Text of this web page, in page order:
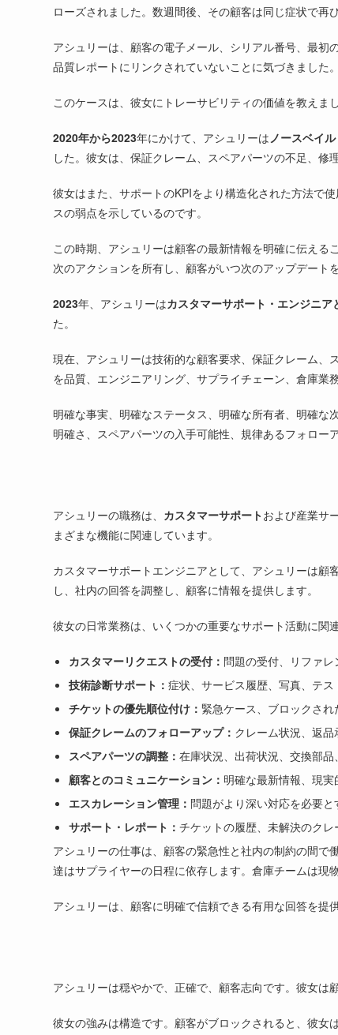
ローズされました。数週間後、その顧客は同じ症状で再
アシュリーは、顧客の電子メール、シリアル番号、最
品質レポートにリンクされていないことに気づきました
このケースは、彼女にトレーサビリティの価値を教えま
2020年から2023年にかけて、アシュリーはノースベイ
した。彼女は、保証クレーム、スペアパーツの不足、修
彼女はまた、サポートのKPIをより構造化された方法で
スの弱点を示しているのです。
この時期、アシュリーは顧客の最新情報を明確に伝え
次のアクションを所有し、顧客がいつ次のアップデート
2023年、アシュリーはカスタマーサポート・エンジニア
た。
現在、アシュリーは技術的な顧客要求、保証クレーム、
を品質、エンジニアリング、サプライチェーン、倉庫業
明確な事実、明確なステータス、明確な所有者、明確
明確さ、スペアパーツの入手可能性、規律あるフォロー
アシュリーの職務は、 カスタマーサポートおよび産業サ
まざまな機能に関連しています。
カスタマーサポートエンジニアとして、アシュリーは
し、社内の回答を調整し、顧客に情報を提供します。
彼女の日常業務は、いくつかの重要なサポート活動に関
カスタマーリクエストの受付： 問題の受付、リファレ
技術診断サポート：症状、サービス履歴、写真、テス
チケットの優先順位付け： 緊急ケース、ブロックされ
保証クレームのフォローアップ： クレーム状況、返品
スペアパーツの調整：在庫状況、出荷状況、交換部品
顧客とのコミュニケーション： 明確な最新情報、現実
エスカレーション管理： 問題がより深い対応を必要
サポート・レポート：チケットの履歴、未解決のク
アシュリーの仕事は、顧客の緊急性と社内の制約の間
達はサプライヤーの日程に依存します。倉庫チームは現
アシュリーは、顧客に明確で信頼できる有用な回答を提
アシュリーは穏やかで、正確で、顧客志向です。彼女は
彼女の強みは構造です。顧客がブロックされると、彼女